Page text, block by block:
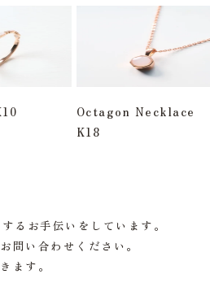
Octagon Necklace
K18
るお手伝いをしています。
問い合わせください。
ます。